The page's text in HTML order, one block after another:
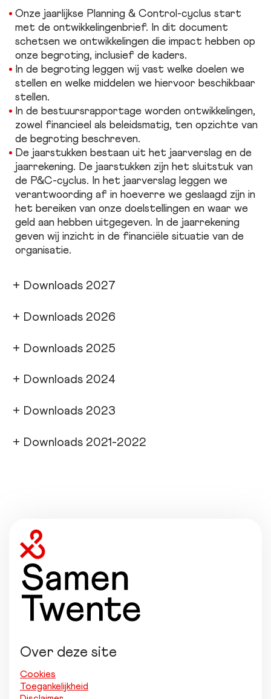
Onze jaarlijkse Planning & Control-cyclus start
met de ontwikkelingenbrief. In dit document
schetsen we ontwikkelingen die impact hebben op
onze begroting, inclusief de kaders.
In de begroting leggen wij vast welke doelen we
stellen en welke middelen we hiervoor beschikbaar
stellen.
In de bestuursrapportage worden ontwikkelingen,
zowel financieel als beleidsmatig, ten opzichte van
de begroting beschreven.
De jaarstukken bestaan uit het jaarverslag en de
jaarrekening. De jaarstukken zijn het sluitstuk van
de P&C-cyclus. In het jaarverslag leggen we
verantwoording af in hoeverre we geslaagd zijn in
het bereiken van onze doelstellingen en waar we
geld aan hebben uitgegeven. In de jaarrekening
geven wij inzicht in de financiële situatie van de
organisatie.
+ Downloads 2027
+ Downloads 2026
+ Downloads 2025
+ Downloads 2024
+ Downloads 2023
+ Downloads 2021-2022
Over deze site
Cookies
Toegankelijkheid